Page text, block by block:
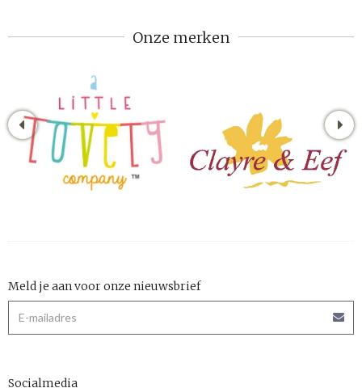
Onze merken
Meld je aan voor onze nieuwsbrief
Socialmedia